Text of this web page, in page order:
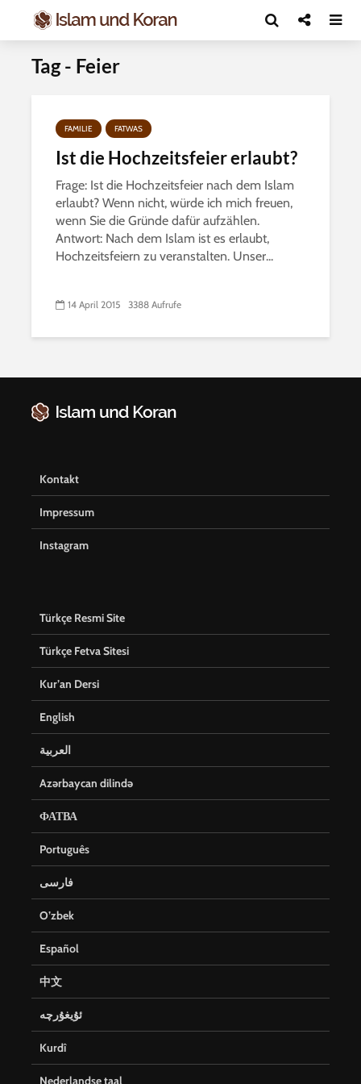
Tag - Feier
FAMILIE FATWAS
Ist die Hochzeitsfeier erlaubt?
Frage: Ist die Hochzeitsfeier nach dem Islam
erlaubt? Wenn nicht, würde ich mich freuen,
wenn Sie die Gründe dafür aufzählen.
Antwort: Nach dem Islam ist es erlaubt,
Hochzeitsfeiern zu veranstalten. Unser...
14 April 2015 3388 Aufrufe
Kontakt
Impressum
Instagram
Türkçe Resmi Site
Türkçe Fetva Sitesi
Kur’an Dersi
English
العربية
Azərbaycan dilində
ФАТВА
Português
فارسی
O’zbek
Español
中文
ئۇيغۇرچە
Kurdî
Nederlandse taal